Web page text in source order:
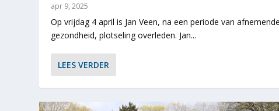
apr 9, 2025
Op vrijdag 4 april is Jan Veen, na een periode van afnemende
gezondheid, plotseling overleden. Jan...
LEES VERDER